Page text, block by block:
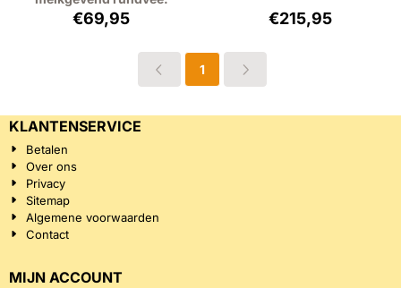
Prijs: 69,95, exclusief btw: 64,17
€69,95 Prijs: 215,95,
€215,95
1
KLANTENSERVICE
Betalen
Over ons
Privacy
Sitemap
Algemene voorwaarden
Contact
MIJN ACCOUNT